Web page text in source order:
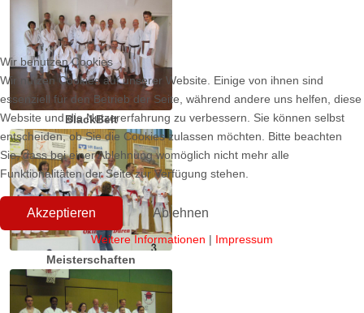
BlackBelt
Meisterschaften
Wir benutzen Cookies
Wir nutzen Cookies auf unserer Website. Einige von ihnen sind
essenziell für den Betrieb der Seite, während andere uns helfen, diese
Website und die Nutzererfahrung zu verbessern. Sie können selbst
entscheiden, ob Sie die Cookies zulassen möchten. Bitte beachten
Sie, dass bei einer Ablehnung womöglich nicht mehr alle
Funktionalitäten der Seite zur Verfügung stehen.
Akzeptieren Ablehnen
Weitere Informationen | Impressum